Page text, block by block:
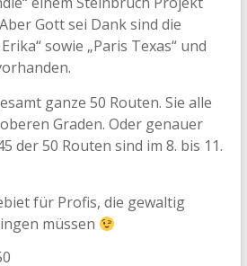
Gott sei Dank sind die
sowie „Paris Texas“ und
ganze 50 Routen. Sie alle
Graden. Oder genauer
der 50 Routen sind im 8. bis 11.
für Profis, die gewaltig
müssen